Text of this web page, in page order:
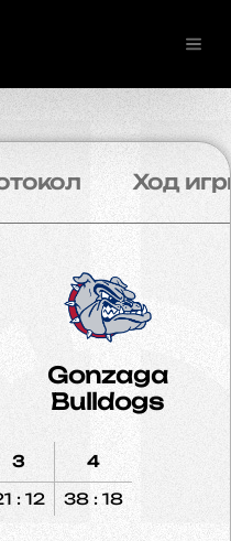
Ход
Gonzaga
Bulldogs
3
: 12
4
38 : 18